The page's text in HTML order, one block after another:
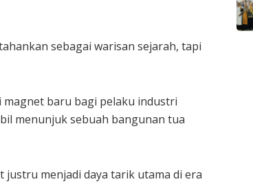
sebagai warisan sejarah, tapi
magnet baru bagi pelaku industri
menunjuk sebuah bangunan tua
justru menjadi daya tarik utama di era